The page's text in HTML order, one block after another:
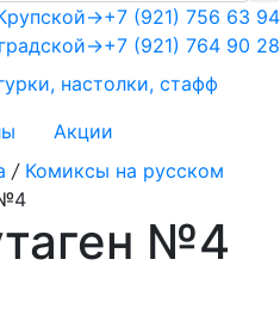
+7 (921) 756 63 94
+7 (921) 764 90 28
→
→
настолки, стафф
Акции
/ Комиксы на русском
№4